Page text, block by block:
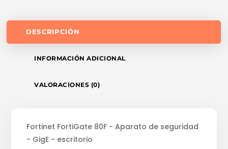
DESCRIPCIÓN
INFORMACIÓN ADICIONAL
VALORACIONES (0)
Fortinet FortiGate 80F - Aparato de seguridad
- GigE - escritorio